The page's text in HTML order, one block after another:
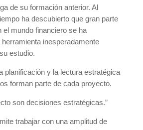
de su formación anterior. Al
ha descubierto que gran parte
el mundo financiero se ha
inesperadamente
estudio.
planificación y la lectura estratégica
forman parte de cada proyecto.
son decisiones estratégicas.”
trabajar con una amplitud de